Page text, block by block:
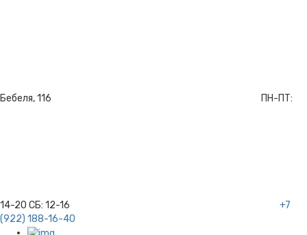
Бебеля, 116 ПН-ПТ:
14-20 СБ: 12-16
+7
(922) 188-16-40